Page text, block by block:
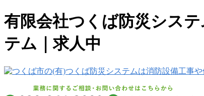
有限会社つくば防災シス
テム｜求人中